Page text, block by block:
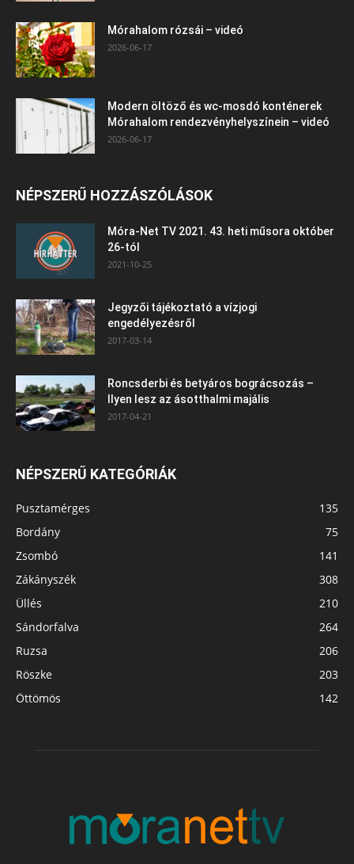
Mórahalom rózsái – videó
2026-06-17
Modern öltöző és wc-mosdó konténerek
Mórahalom rendezvényhelyszínein – videó
2026-06-17
NÉPSZERŰ HOZZÁSZÓLÁSOK
Móra-Net TV 2021. 43. heti műsora október
26-tól
2021-10-25
Jegyzői tájékoztató a vízjogi
engedélyezésről
2017-03-14
Roncsderbi és betyáros bográcsozás –
Ilyen lesz az ásotthalmi majális
2017-04-21
NÉPSZERŰ KATEGÓRIÁK
Pusztamérges
135
Bordány
75
Zsombó
141
Zákányszék
308
Üllés
210
Sándorfalva
264
Ruzsa
206
Röszke
203
Öttömös
142